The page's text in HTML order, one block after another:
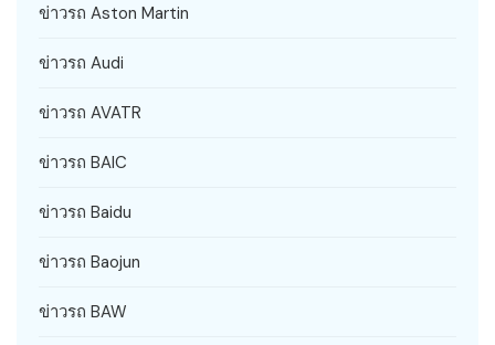
ข่าวรถ Aston Martin
ข่าวรถ Audi
ข่าวรถ AVATR
ข่าวรถ BAIC
ข่าวรถ Baidu
ข่าวรถ Baojun
ข่าวรถ BAW